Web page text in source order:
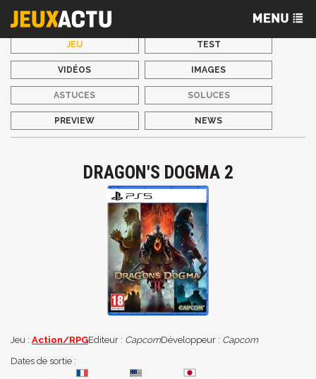
JEU TEST
VIDÉOS IMAGES
ASTUCES SOLUCES
PREVIEW NEWS
DRAGON'S DOGMA 2
Jeu : Action/RPGEditeur : CapcomDéveloppeur : Capcom
Dates de sortie :